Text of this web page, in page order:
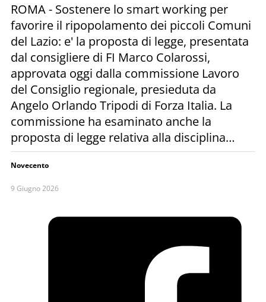
ROMA - Sostenere lo smart working per
favorire il ripopolamento dei piccoli Comuni
del Lazio: e' la proposta di legge, presentata
dal consigliere di FI Marco Colarossi,
approvata oggi dalla commissione Lavoro
del Consiglio regionale, presieduta da
Angelo Orlando Tripodi di Forza Italia. La
commissione ha esaminato anche la
proposta di legge relativa alla disciplina…
Novecento
9 Giugno 2026